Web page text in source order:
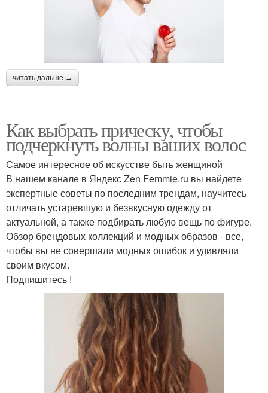
читать дальше →
Как выбрать прическу, чтобы
подчеркнуть волны ваших волос
Самое интересное об искусстве быть женщиной
В нашем канале в Яндекс Zen Femmie.ru вы найдете
экспертные советы по последним трендам, научитесь
отличать устаревшую и безвкусную одежду от
актуальной, а также подбирать любую вещь по фигуре.
Обзор брендовых коллекций и модных образов - все,
чтобы вы не совершали модных ошибок и удивляли
своим вкусом.
Подпишитесь !